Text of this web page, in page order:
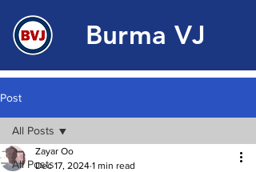
Burma VJ
Post
All Posts
All Posts
Zayar Oo
Dec 17, 2024 1 min read